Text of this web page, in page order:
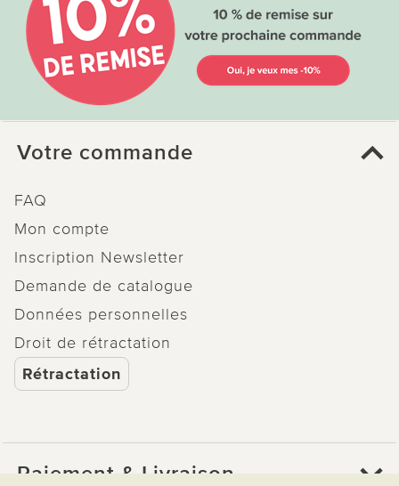
Votre commande
FAQ
Mon compte
Inscription Newsletter
Demande de catalogue
Données personnelles
Droit de rétractation
Rétractation
Paiement & Livraison